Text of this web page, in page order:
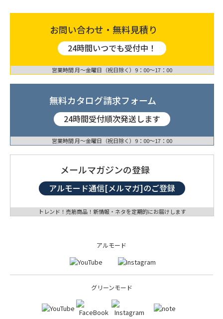
お問い合わせ・無料見積り
24時間いつでも受付中！
営業時間 月〜金曜日（祝日除く）9：00〜17：00
無料カタログ請求フォーム
24時間受付順次発送します
営業時間 月〜金曜日（祝日除く）9：00〜17：00
メールマガジンの登録
アルモード通信[メルマガ]のご登録
トレンド！売筋商品！新情報・ネタを定期的にお届けします
アルモード
グリーンモード